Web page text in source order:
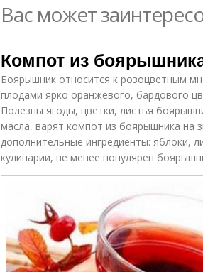
Вас может
Компот из
Боярышник относится к розоцветным
плодами ярко оранжевого, бардового
Полезны ягоды, цветки, листья
масла, варят компот из боярышника на
дополнительные ингредиенты: яблоки,
кулинарии, не менее популярен